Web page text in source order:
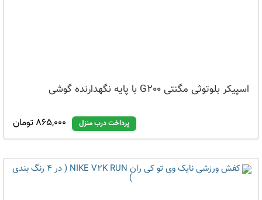
اسپیکر بلوتوثی مگنتی G200 با پایه نگهدارنده گوشی
865,000 تومان پرداخت درب منزل